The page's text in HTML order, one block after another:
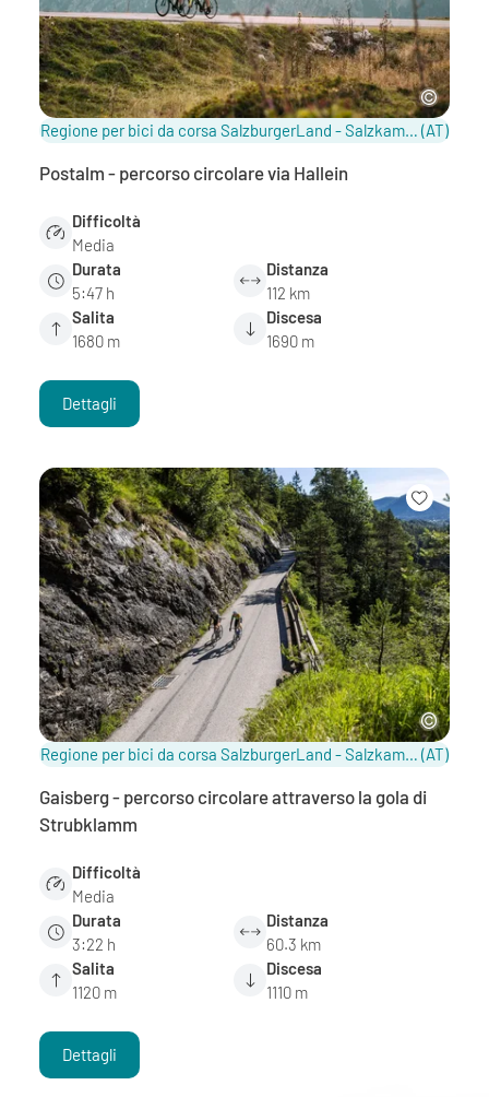
Regione per bici da corsa SalzburgerLand - Salzkammergut / Salisburghese (AT)
Postalm - percorso circolare via Hallein
Difficoltà
Media
Durata
5:47 h
Distanza
112 km
Salita
1680 m
Discesa
1690 m
Dettagli
Regione per bici da corsa SalzburgerLand - Salzkammergut / Salisburghese (AT)
Gaisberg - percorso circolare attraverso la gola di
Strubklamm
Difficoltà
Media
Durata
3:22 h
Distanza
60.3 km
Salita
1120 m
Discesa
1110 m
Dettagli